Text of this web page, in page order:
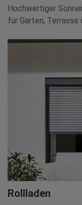
Hochwertiger
für Garten, Terrasse
Rollladen